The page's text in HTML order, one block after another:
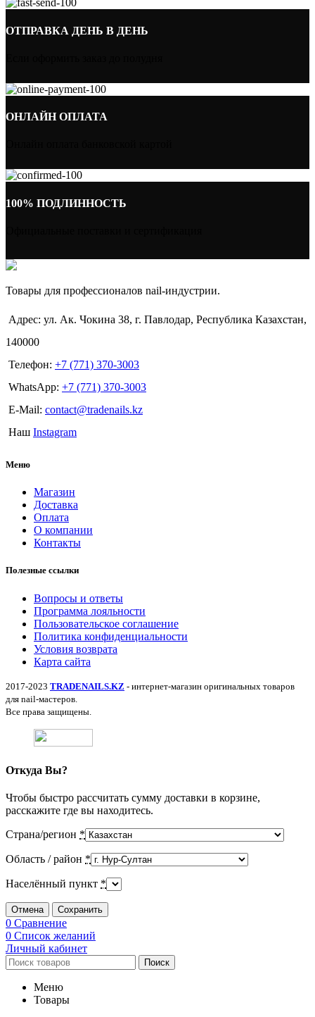
ОТПРАВКА ДЕНЬ В ДЕНЬ
ОНЛАЙН ОПЛАТА
100% ПОДЛИННОСТЬ
Товары для профессионалов nail-индустрии.
Адрес: ул. Ак. Чокина 38, г. Павлодар, Республика Казахстан,
140000
Телефон: +7 (771) 370-3003
WhatsApp: +7 (771) 370-3003
E-Mail: contact@tradenails.kz
Наш Instagram
Меню
Магазин
Доставка
Оплата
О компании
Контакты
Полезные ссылки
Вопросы и ответы
Программа лояльности
Пользовательское соглашение
Политика конфиденциальности
Условия возврата
Карта сайта
2017-2023 TRADENAILS.KZ - интернет-магазин оригинальных товаров
для nail-мастеров.
Все права защищены.
Откуда Вы?
Чтобы быстро рассчитать сумму доставки в корзине,
расскажите где вы находитесь.
Страна/регион *
Область / район *
Населённый пункт *
Отмена Сохранить
0 Сравнение
0 Список желаний
Личный кабинет
Поиск
Меню
Товары